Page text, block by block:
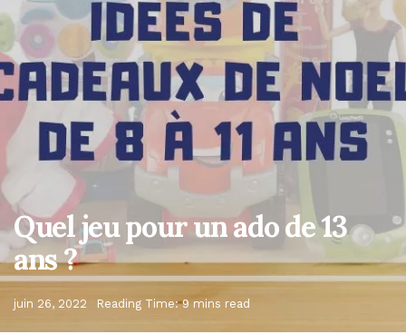
Quel jeu pour un ado de 13
ans ?
juin 26, 2022 Reading Time: 9 mins read